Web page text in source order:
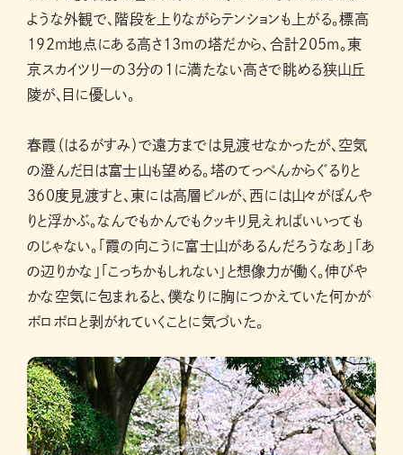
ような外観で、階段を上りながらテンションも上がる。標高
192m地点にある高さ13mの塔だから、合計205m。東
京スカイツリーの3分の1に満たない高さで眺める狭山丘
陵が、目に優しい。
春霞（はるがすみ）で遠方までは見渡せなかったが、空気
の澄んだ日は富士山も望める。塔のてっぺんからぐるりと
360度見渡すと、東には高層ビルが、西には山々がぼんや
りと浮かぶ。なんでもかんでもクッキリ見えればいいっても
のじゃない。「霞の向こうに富士山があるんだろうなあ」「あ
の辺りかな」「こっちかもしれない」と想像力が働く。伸びや
かな空気に包まれると、僕なりに胸につかえていた何かが
ポロポロと剥がれていくことに気づいた。